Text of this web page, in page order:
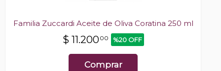
Familia Zuccardi Aceite de Oliva Coratina 250 ml
$ 11.20000 %20 OFF
Comprar